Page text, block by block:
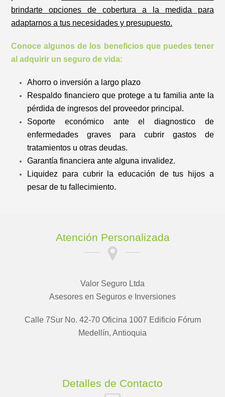
brindarte opciones de cobertura a la medida para
adaptarnos a tus necesidades y presupuesto.
Conoce algunos de los beneficios que puedes tener
al adquirir un seguro de vida:
Ahorro o inversión a largo plazo
Respaldo financiero que protege a tu familia ante la
pérdida de ingresos del proveedor principal.
Soporte económico ante el diagnostico de
enfermedades graves para cubrir gastos de
tratamientos u otras deudas.
Garantía financiera ante alguna invalidez.
Liquidez para cubrir la educación de tus hijos a
pesar de tu fallecimiento.
Atención Personalizada
Valor Seguro Ltda
Asesores en Seguros e Inversiones
Calle 7Sur No. 42-70 Oficina 1007 Edificio Fórum
Medellín, Antioquia
Detalles de Contacto